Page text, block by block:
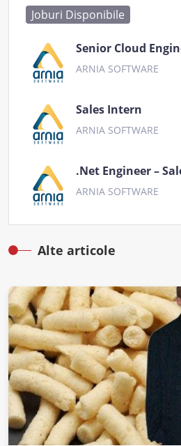
Joburi Disponibile
Senior Cloud
ARNIA SOFTWARE
Sales Intern
ARNIA SOFTWARE
.Net Engineer –
ARNIA SOFTWARE
Alte articole